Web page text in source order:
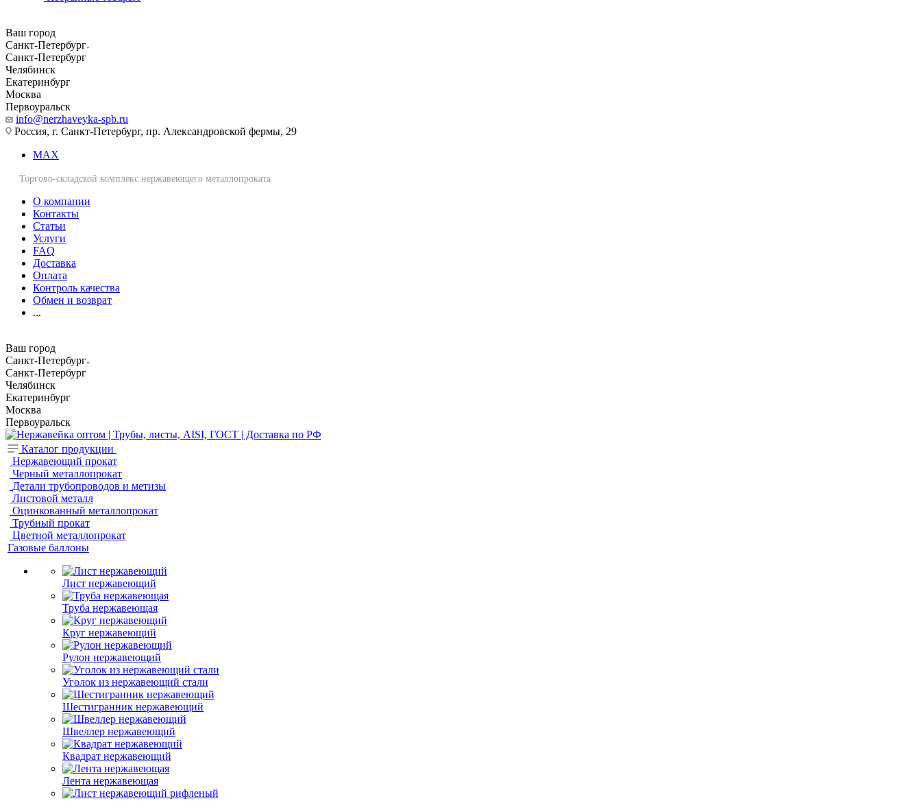
Ваш город
Санкт-Петербург
Санкт-Петербург
Челябинск
Екатеринбург
Москва
Первоуральск
info@nerzhaveyka-spb.ru
Россия, г. Санкт-Петербург, пр. Александровской фермы, 29
MAX
Торгово-складской комплекс нержавеющего металлопроката
О компании
Контакты
Статьи
Услуги
FAQ
Доставка
Оплата
Контроль качества
Обмен и возврат
...
Ваш город
Санкт-Петербург
Санкт-Петербург
Челябинск
Екатеринбург
Москва
Первоуральск
Каталог продукции
Нержавеющий прокат
Черный металлопрокат
Детали трубопроводов и метизы
Листовой металл
Оцинкованный металлопрокат
Трубный прокат
Цветной металлопрокат
Газовые баллоны
Лист нержавеющий
Труба нержавеющая
Круг нержавеющий
Рулон нержавеющий
Уголок из нержавеющий стали
Шестигранник нержавеющий
Швеллер нержавеющий
Квадрат нержавеющий
Лента нержавеющая